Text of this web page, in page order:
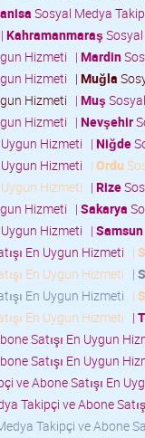
Sosyal Medya
| Kahramanmaraş
Hizmeti | Mardin
Hizmeti | Muğla
Hizmeti | Muş
Hizmeti | Nevşehir
Uygun Hizmeti | Niğde
Uygun Hizmeti | Ordu
Uygun Hizmeti | Rize
Hizmeti | Sakarya
Uygun Hizmeti | Samsun
En Uygun Hizmeti |
En Uygun Hizmeti |
En Uygun Hizmeti |
En Uygun Hizmeti |
Satışı En Uygun
Satışı En Uygun
ve Abone Satışı En
Takipçi ve Abone
Takipçi ve Abone